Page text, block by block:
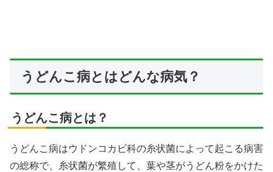
うどんこ病とはどんな病気？
うどんこ病とは？
うどんこ病はウドンコカビ科の糸状菌によって起こる病害
の総称で、糸状菌が繁殖して、葉や茎がうどん粉をかけた